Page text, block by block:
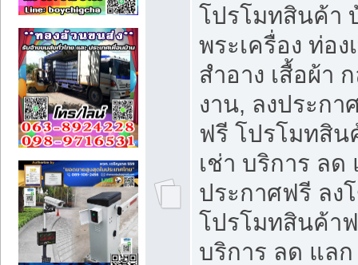
โปรโมทสินค้า
พระเครื่อง ท่อง
สำอาง เสื้อผ้า
งาน, ลงประก
ฟรี โปรโมทสิ
เช่า บริการ ลด
ประกาศฟรี ล
โปรโมทสินค้า
บริการ ลด แล